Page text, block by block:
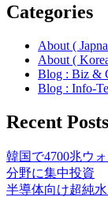
Categories
About (
About (
Blog : Biz &
Blog : Info-
Recent Posts
韓国で4700兆ウ
分野に集中投資
半導体向け超純